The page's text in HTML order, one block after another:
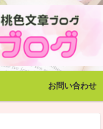
お問い合わせ